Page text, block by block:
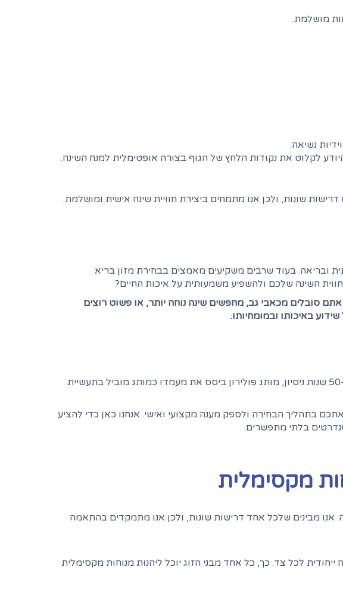
מושלמת.
נשיאה.
שונות, ולכן אנו מתמחים ביצירת חוויית שינה אישית ומושלמת.
ובריאה. בעוד שרבים משקיעים מאמצים בבחירת מזון בריא
השינה שלכם ולהשפיע משמעותית על איכות החיים?
סובלים מכאבי גב, מחפשים שינה נוחה יותר, או פשוט רוצים
באיכותו ובמומחיותו.
הם הבחירה האידיאלית. עם למעלה מ-50 שנות ניסיון, מותג פולירון ביסס את מעמדו כמותג מוביל בתעשיית
בתהליך הבחירה ולספק מענה מקצועי ואישי. אנחנו כאן כדי להציע
בלתי מתפשרים.
מקסימלית
מבינים שלכל אחד דרישות שונות, ולכן אנו מתמקדים בהתאמה
לכל צד. כך, כל אחד מבני הזוג יוכל ליהנות מנוחות מקסימלית